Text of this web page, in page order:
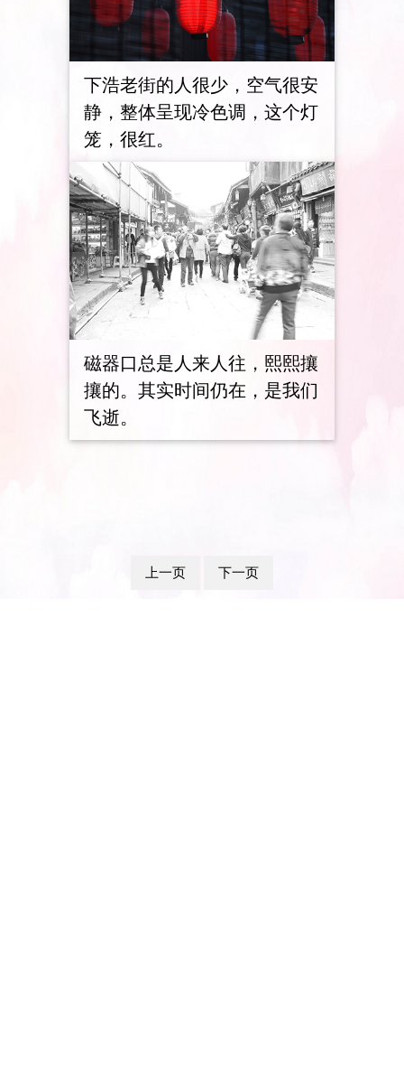
下浩老街的人很少，空气很安
静，整体呈现冷色调，这个灯
笼，很红。
磁器口总是人来人往，熙熙攘
攘的。其实时间仍在，是我们
飞逝。
上一页 下一页